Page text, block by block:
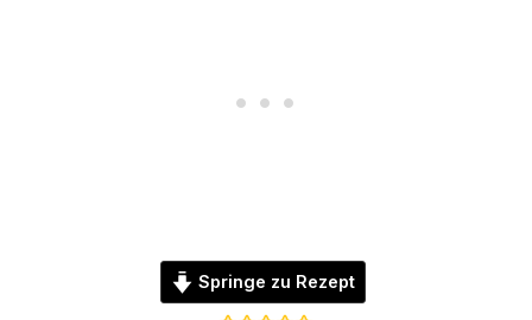
Springe zu Rezept